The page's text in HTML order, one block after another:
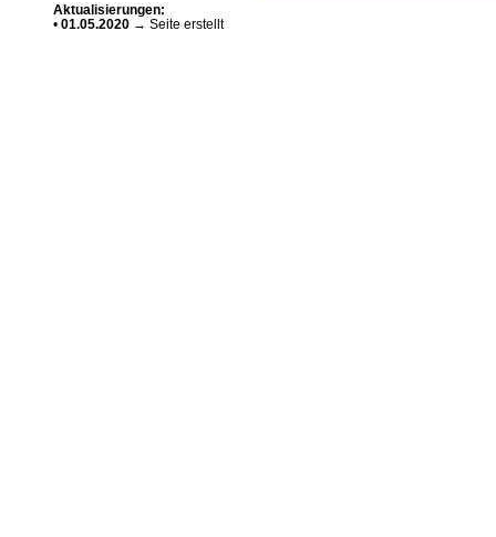
Aktualisierungen:
• 01.05.2020 → Seite erstellt